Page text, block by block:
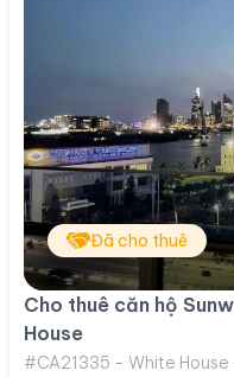
Đã cho thuê
Cho thuê căn hộ
House
#CA21335 - White